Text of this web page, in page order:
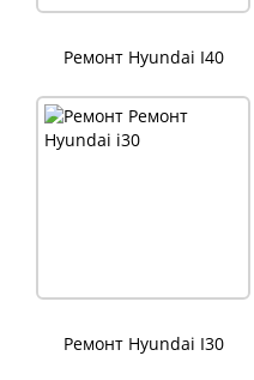
Ремонт Hyundai I40
Ремонт Hyundai I30